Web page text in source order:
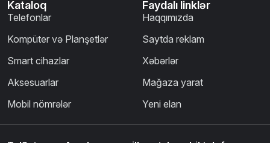
Kataloq
Telefonlar
Kompüter və Planşetlər
Smart cihazlar
Aksesuarlar
Mobil nömrələr
Faydalı linklər
Haqqımızda
Saytda reklam
Xəbərlər
Mağaza yarat
Yeni elan